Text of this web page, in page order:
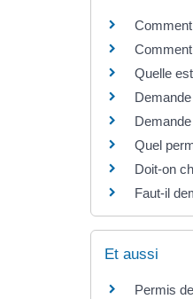
Quelle
Quel
Doit-on
Faut-il
Et aussi
Permis